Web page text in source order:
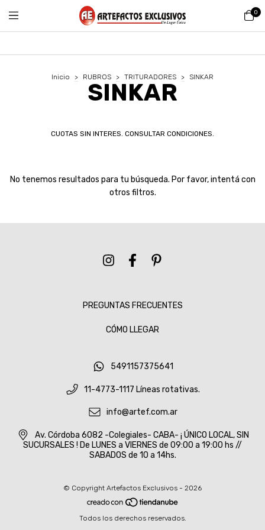
0
Inicio > RUBROS > TRITURADORES > SINKAR
SINKAR
CUOTAS SIN INTERES. CONSULTAR CONDICIONES.
No tenemos resultados para tu búsqueda. Por favor, intentá con
otros filtros.
PREGUNTAS FRECUENTES
CÓMO LLEGAR
5491157375641
11-4773-1117 Líneas rotativas.
info@artef.com.ar
Av. Córdoba 6082 -Colegiales- CABA- ¡ ÚNICO LOCAL, SIN
SUCURSALES ! De LUNES a VIERNES de 09:00 a 19:00 hs //
SABADOS de 10 a 14hs.
© Copyright Artefactos Exclusivos - 2026
Todos los derechos reservados.